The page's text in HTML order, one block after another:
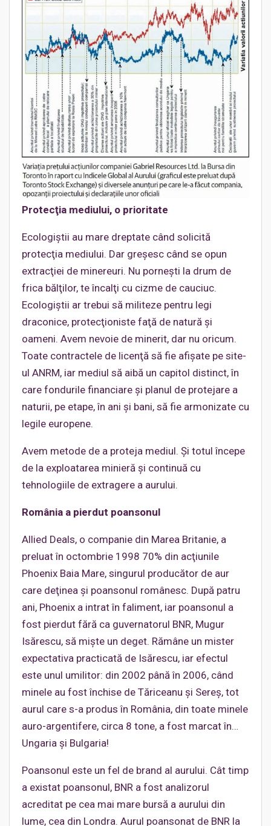
Protecţia mediului, o prioritate
Ecologiştii au mare dreptate când solicită
protecţia mediului. Dar greşesc când se opun
extracţiei de minereuri. Nu porneşti la drum de
frica bălţilor, te încalţi cu cizme de cauciuc.
Ecologiştii ar trebui să militeze pentru legi
draconice, protecţioniste faţă de natură şi
oameni. Avem nevoie de minerit, dar nu oricum.
Toate contractele de licenţă să fie afişate pe site-
ul ANRM, iar mediul să aibă un capitol distinct, în
care fondurile financiare şi planul de protejare a
naturii, pe etape, în ani şi bani, să fie armonizate cu
legile europene.
Avem metode de a proteja mediul. Şi totul începe
de la exploatarea minieră și continuă cu
tehnologiile de extragere a aurului.
România a pierdut poansonul
Allied Deals, o companie din Marea Britanie, a
preluat în octombrie 1998 70% din acţiunile
Phoenix Baia Mare, singurul producător de aur
care deţinea şi poansonul românesc. După patru
ani, Phoenix a intrat în faliment, iar poansonul a
fost pierdut fără ca guvernatorul BNR, Mugur
Isărescu, să mişte un deget. Rămâne un mister
expectativa practicată de Isărescu, iar efectul
este unul umilitor: din 2002 până în 2006, când
minele au fost închise de Tăriceanu şi Sereş, tot
aurul care s-a produs în România, din toate minele
auro-argentifere, circa 8 tone, a fost marcat în…
Ungaria şi Bulgaria!
Poansonul este un fel de brand al aurului. Cât timp
a existat poansonul, BNR a fost analizorul
acreditat pe cea mai mare bursă a aurului din
lume, cea din Londra. Aurul poansonat de BNR la